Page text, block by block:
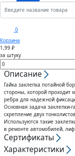
0
Корзина
Анкеры
Шплинты
Штифты
Дюбели
Шурупы
Гвозди
Скобы
Крюки
Вертлюги
Блоки
Сектора
дроссельному
Воздуховоды
Диффузоры для
Штампованные
Клапаны
1,99 ₽
за штуку
Описание
Гайка заклепка потайной
стороны, которой проходит
ребра для надежной
Основная задача заклепки-
скрепление двух
Используются такие
в ремонте автомобилей,
Сертификаты
Характеристики